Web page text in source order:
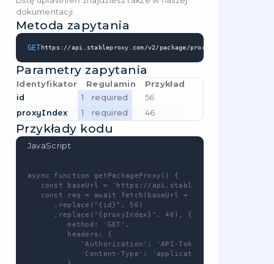
   const res = await req.json();
}
Przykłady odpowiedzi
Success response
Pobierz dostępne regiony w danym
kraju zamieszkania
-/ package/proxy/{id}/regions
Ta metoda wymaga autoryzacji!
Możesz skorzystać z własnego klucza API,
który znajdziesz pod adresem{{link}